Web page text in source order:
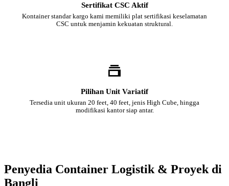
Sertifikat CSC Aktif
Kontainer standar kargo kami memiliki plat sertifikasi keselamatan
CSC untuk menjamin kekuatan struktural.
Pilihan Unit Variatif
Tersedia unit ukuran 20 feet, 40 feet, jenis High Cube, hingga
modifikasi kantor siap antar.
Penyedia Container Logistik & Proyek di
Bangli